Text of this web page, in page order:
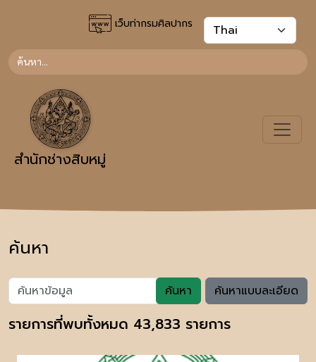
เว็บท่ากรมศิลปากร
สำนักช่างสิบหมู่
ค้นหา
ค้นหา ค้นหาแบบละเอียด
รายการที่พบทั้งหมด 43,833 รายการ